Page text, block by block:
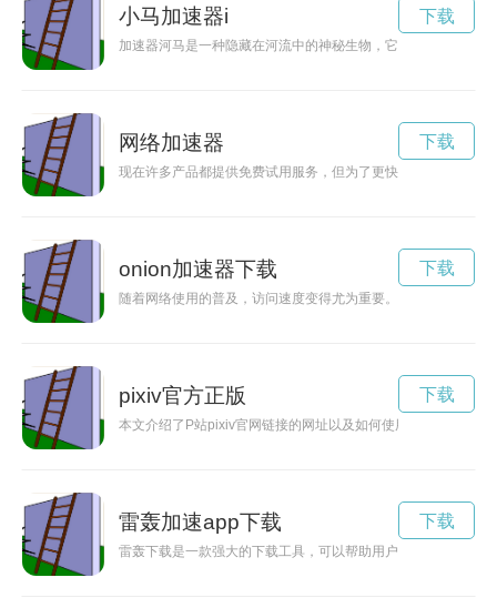
小马加速器i
加速器河马是一种隐藏在河流中的神秘生物，它具有加速器般
下载
网络加速器
现在许多产品都提供免费试用服务，但为了更快地享受产品带
下载
onion加速器下载
随着网络使用的普及，访问速度变得尤为重要。Onion加速是
下载
pixiv官方正版
本文介绍了P站pixiv官网链接的网址以及如何使用这个网址访问
下载
雷轰加速app下载
雷轰下载是一款强大的下载工具，可以帮助用户更快速地下载
下载